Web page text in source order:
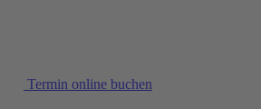
Termin online buchen